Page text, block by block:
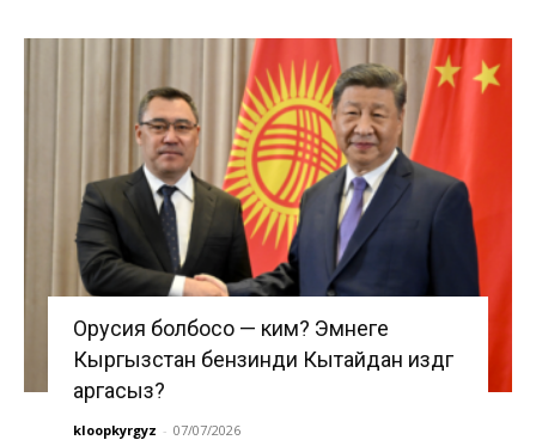
Орусия болбосо — ким? Эмнеге
Кыргызстан бензинди Кытайдан издөөгө
аргасыз?
kloopkyrgyz - 07/07/2026